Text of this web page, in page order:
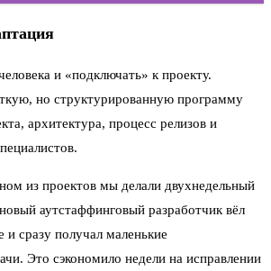
и «подключать» к проекту.
но структурированную программу
архитектура, процесс релизов и
из проектов мы делали двухнедельный
аутстаффинговый разработчик вёл
и сразу получал маленькие
Это сэкономило недели на исправлении